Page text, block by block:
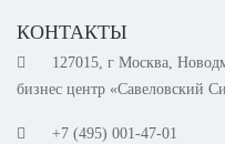
КОНТАКТЫ
127015, г Москва,
бизнес центр «Савеловский
+7 (495) 001-47-01